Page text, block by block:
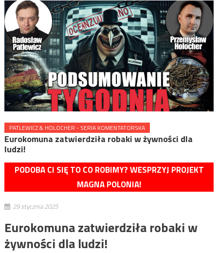
PATLEWICZ & HOLOCHER - SERIA KOMENTATORSKA
Eurokomuna zatwierdziła robaki w żywności dla
ludzi!
PODOBA CI SIĘ TO CO ROBIMY? WESPRZYJ PROJEKT
MAGNA POLONIA!
29 stycznia 2025
Eurokomuna zatwierdziła robaki w
żywności dla ludzi!